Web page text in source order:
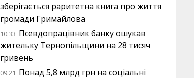
зберігається раритетна книга про життя
громади Гримайлова
10:33 Псевдопрацівник банку ошукав
жительку Тернопільщини на 28 тисяч
гривень
09:21 Понад 5,8 млрд грн на соціальні